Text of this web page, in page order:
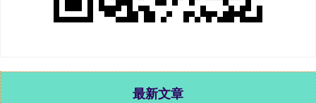
最新文章